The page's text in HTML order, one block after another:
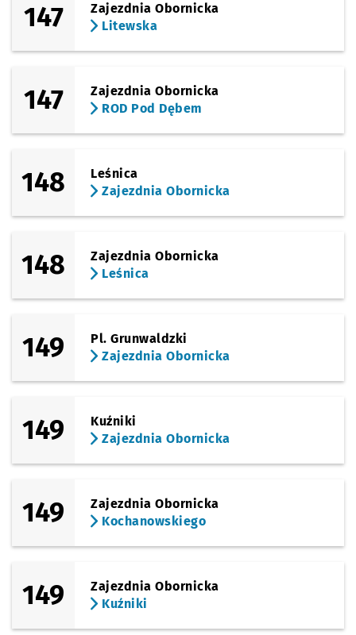
147
Zajezdnia Obornicka
Litewska
147
Zajezdnia Obornicka
ROD Pod Dębem
148
Leśnica
Zajezdnia Obornicka
148
Zajezdnia Obornicka
Leśnica
149
Pl. Grunwaldzki
Zajezdnia Obornicka
149
Kuźniki
Zajezdnia Obornicka
149
Zajezdnia Obornicka
Kochanowskiego
149
Zajezdnia Obornicka
Kuźniki